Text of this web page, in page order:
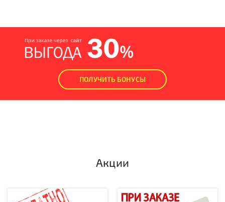
ПОЛУЧИТЬ БОНУСЫ
Акции